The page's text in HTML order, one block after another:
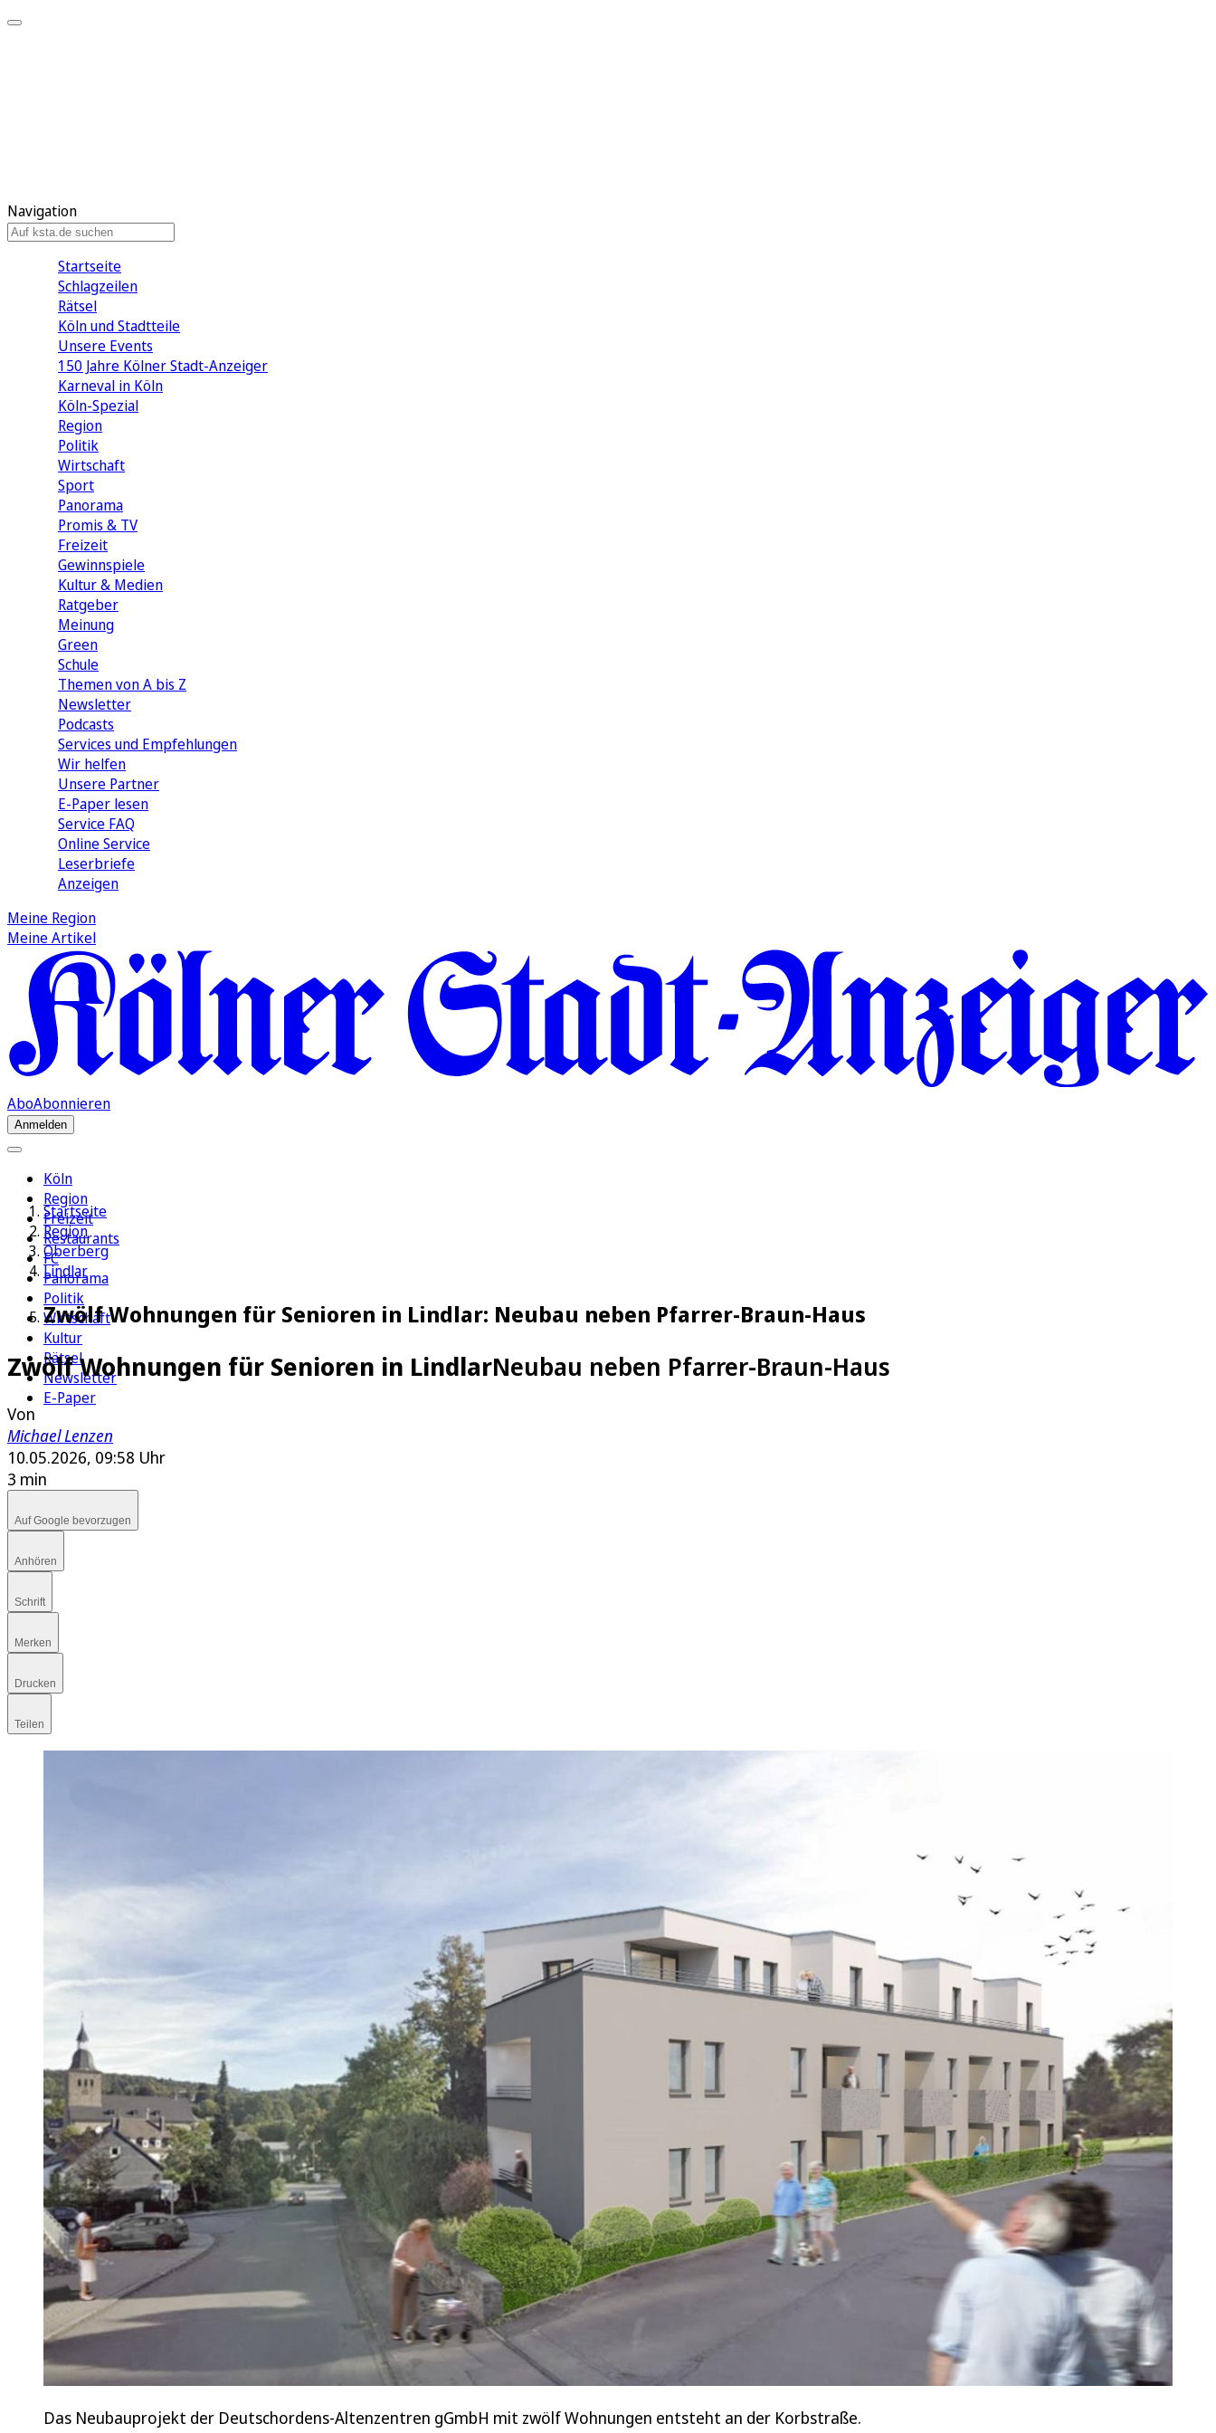
Navigation
Startseite
Schlagzeilen
Rätsel
Köln und Stadtteile
Unsere Events
150 Jahre Kölner Stadt-Anzeiger
Karneval in Köln
Köln-Spezial
Region
Politik
Wirtschaft
Sport
Panorama
Promis & TV
Freizeit
Gewinnspiele
Kultur & Medien
Ratgeber
Meinung
Green
Schule
Themen von A bis Z
Newsletter
Podcasts
Services und Empfehlungen
Wir helfen
Unsere Partner
E-Paper lesen
Service FAQ
Online Service
Leserbriefe
Anzeigen
Meine Region
Meine Artikel
AboAbonnieren
Anmelden
Köln
Region
Freizeit
Restaurants
FC
Panorama
Politik
Wirtschaft
Kultur
Rätsel
Newsletter
E-Paper
Startseite
Region
Oberberg
Lindlar
Zwölf Wohnungen für Senioren in Lindlar: Neubau neben Pfarrer-Braun-Haus
Zwölf Wohnungen für Senioren in LindlarNeubau neben Pfarrer-Braun-Haus
Von
Michael Lenzen
10.05.2026, 09:58 Uhr
3 min
Auf Google bevorzugen
Anhören
Schrift
Merken
Drucken
Teilen
Das Neubauprojekt der Deutschordens-Altenzentren gGmbH mit zwölf Wohnungen entsteht an der Korbstraße.